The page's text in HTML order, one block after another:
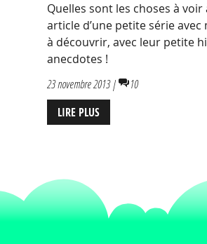
Quelles sont les choses à voir
article d’une petite série
à découvrir, avec leur petite
anecdotes !
23 novembre 2013 | 10
LIRE PLUS